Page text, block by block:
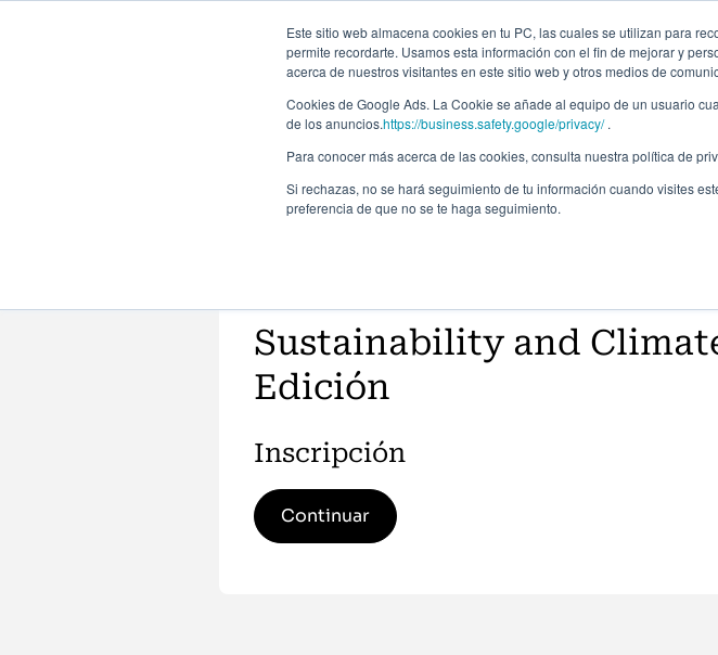
Este sitio web almacena cookies en tu PC, las cuales se utilizan para
permite recordarte. Usamos esta información con el fin de mejorar y
acerca de nuestros visitantes en este sitio web y otros medios de
Cookies de Google Ads. La Cookie se añade al equipo de un usuario
de los anuncios.https://business.safety.google/privacy/.
Para conocer más acerca de las cookies, consulta nuestra política de
Si rechazas, no se hará seguimiento de tu información cuando visites
preferencia de que no se te haga seguimiento.
Sustainability and
Edición
Inscripción
Continuar